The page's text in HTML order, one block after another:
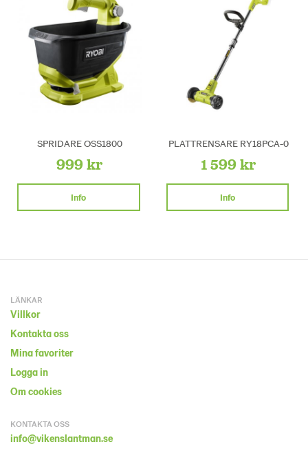
SPRIDARE OSS1800
999 kr
Info
PLATTRENSARE RY18PCA-0
1 599 kr
Info
LÄNKAR
Villkor
Kontakta oss
Mina favoriter
Logga in
Om cookies
KONTAKTA OSS
info@vikenslantman.se